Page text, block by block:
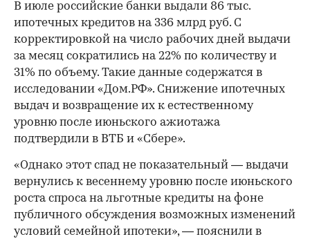
В июле российские банки выдали 86 тыс.
ипотечных кредитов на 336 млрд руб. С
корректировкой на число рабочих дней выдачи
за месяц сократились на 22% по количеству и
31% по объему. Такие данные содержатся в
исследовании «Дом.РФ». Снижение ипотечных
выдач и возвращение их к естественному
уровню после июньского ажиотажа
подтвердили в ВТБ и «Сбере».
«Однако этот спад не показательный — выдачи
вернулись к весеннему уровню после июньского
роста спроса на льготные кредиты на фоне
публичного обсуждения возможных изменений
условий семейной ипотеки», — пояснили в